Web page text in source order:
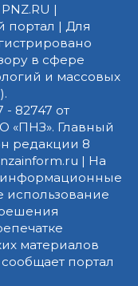
|
| Для
в сфере
и массовых
82747 от
«ПНЗ». Главный
редакции 8
| На
информационные
использование
материалов
портал